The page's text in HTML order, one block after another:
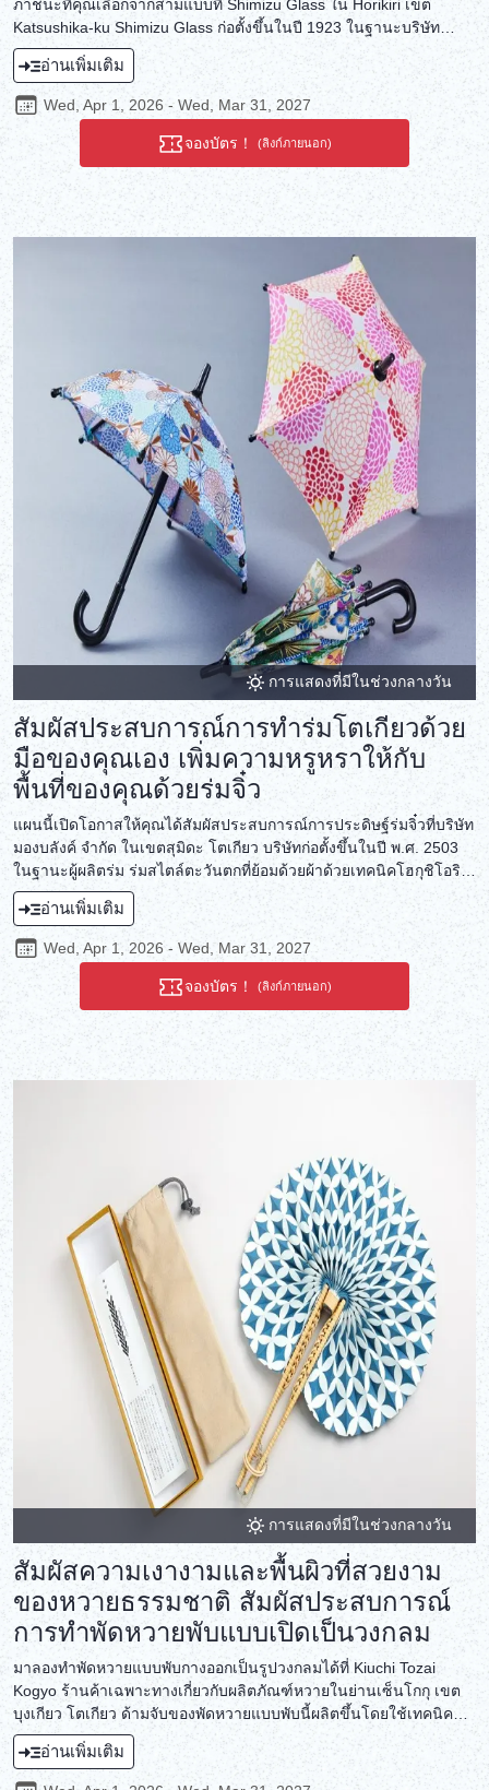
ภาชนะที่คุณเลือกจากสามแบบที่ Shimizu Glass ใน Horikiri เขต
Katsushika-ku Shimizu Glass ก่อตั้งขึ้นในปี 1923 ในฐานะบริษัท
แปรรูปแก้ว และได้พัฒนาเทคนิคการแปรรูปแก้วอย่างต่อเนื่องตลอด
หนึ่งศตวรรษ ผลิตภัณฑ์เครื่องแก้วตัดลายเอโดะคิริโกะที่เปี่ยมไปด้วย
ประสบการณ์อันยาวนานนี้ คือผลงานศิลปะที่มีลวดลายอันวิจิตรบรรจง
ที่คุณสามารถนำไปใช้ในชีวิตประจำวันได้ ผ่านงานหัตถกรรมเครื่อง
แก้วตัดลายเอโดะคิริโกะที่เพิ่มสีสันให้กับโต๊ะอาหารของคุณ สัมผัส
ประสบการณ์แห่งประวัติศาสตร์ที่อบอวลไปด้วยประกายอันเจิดจรัส
อ่านเพิ่มเติม
Wed, Apr 1, 2026 - Wed, Mar 31, 2027
จองบัตร！ (ลิงก์ภายนอก)
การแสดงที่มีในช่วงกลางวัน
สัมผัสประสบการณ์การทำร่มโตเกียวด้วย
มือของคุณเอง เพิ่มความหรูหราให้กับ
พื้นที่ของคุณด้วยร่มจิ๋ว
แผนนี้เปิดโอกาสให้คุณได้สัมผัสประสบการณ์การประดิษฐ์ร่มจิ๋วที่บริษัท
มองบลังค์ จำกัด ในเขตสุมิดะ โตเกียว บริษัทก่อตั้งขึ้นในปี พ.ศ. 2503
ในฐานะผู้ผลิตร่ม ร่มสไตล์ตะวันตกที่ย้อมด้วยผ้าด้วยเทคนิคโฮกุชิโอริ
แบบดั้งเดิมของญี่ปุ่น ได้รับความนิยมไม่เพียงแต่เป็นของใช้ในชีวิต
ประจำวันเท่านั้น แต่ยังเป็นงานศิลปะอีกด้วย เทคนิคการประดิษฐ์ร่มที่
ทำด้วยมืออย่างพิถีพิถันของมองบลังค์ยังถูกนำมาใช้อย่างเต็ม
ประสิทธิภาพในการประดิษฐ์ร่มจิ๋วเหล่านี้ ประสบการณ์นี้จะให้คุณได้
สัมผัสศิลปะการประดิษฐ์ร่มที่ใส่ใจในรายละเอียดและงานฝีมืออัน
อ่านเพิ่มเติม
Wed, Apr 1, 2026 - Wed, Mar 31, 2027
จองบัตร！ (ลิงก์ภายนอก)
การแสดงที่มีในช่วงกลางวัน
สัมผัสความเงางามและพื้นผิวที่สวยงาม
ของหวายธรรมชาติ สัมผัสประสบการณ์
การทำพัดหวายพับแบบเปิดเป็นวงกลม
มาลองทำพัดหวายแบบพับกางออกเป็นรูปวงกลมได้ที่ Kiuchi Tozai
Kogyo ร้านค้าเฉพาะทางเกี่ยวกับผลิตภัณฑ์หวายในย่านเซ็นโกกุ เขต
บุงเกียว โตเกียว ด้ามจับของพัดหวายแบบพับนี้ผลิตขึ้นโดยใช้เทคนิค
การห่อและทอตกแต่งแบบดั้งเดิมของหวาย ส่วนพัดทำจากกระดาษวาชิ
ชนิดใหม่ที่ทำจากเส้นใยรีไซเคิล โดยใช้เทคนิคการทำกระดาษแบบ
ดั้งเดิม ฮิเดกิ คิอุจิ ผู้สอน เป็นเจ้าของร้านรุ่นที่ 3 เขาเป็นช่างฝีมือดั้งเดิม
อ่านเพิ่มเติม